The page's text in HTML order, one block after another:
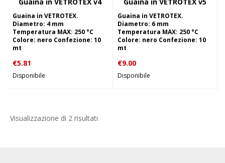
Guaina in VETROTEX.
Diametro: 4 mm
Temperatura MAX: 250 °C
Colore: nero Confezione: 10
mt
€5.81
Disponibile
Guaina in VETROTEX.
Diametro: 6 mm
Temperatura MAX: 250 °C
Colore: nero Confezione: 10
mt
€9.00
Disponibile
Visualizzazione di 2 risultati